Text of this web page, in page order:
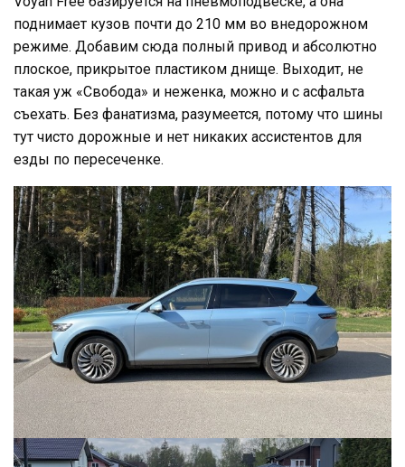
поднимает кузов почти до 210 мм во внедорожном
режиме. Добавим сюда полный привод и абсолютно
плоское, прикрытое пластиком днище. Выходит, не
такая уж «Свобода» и неженка, можно и с асфальта
съехать. Без фанатизма, разумеется, потому что шины
тут чисто дорожные и нет никаких ассистентов для
езды по пересеченке.